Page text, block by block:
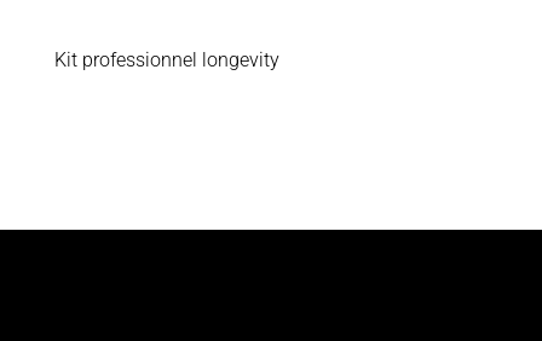
Kit professionnel longevity